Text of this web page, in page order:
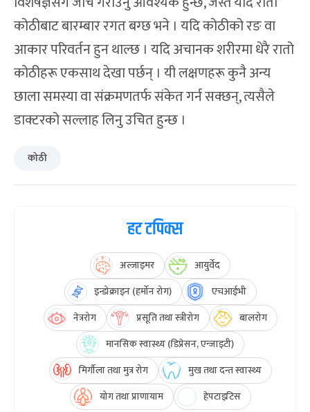
कोठीबाट बारम्बार रगत बग्छ भने । यदि कोठीको रङ वा
आकार परिवर्तन हुन थाल्छ । यदि अचानक शरीरमा धेरै रातो
कोठीहरू एकसाथ देखा पर्छन् । यी लक्षणहरू कुनै अन्य
छाला समस्या वा संक्रमणतर्फ संकेत गर्न सक्छन्, त्यसैले
डाक्टरको सल्लाह लिनु उचित हुन्छ ।
कोठी
हट टपिक्स
अल्जाइमर
आयुर्वेद
इन्डोक्राइन (हर्मोन रोग)
एचआईभी
नेत्ररोग
प्रसूति तथा स्त्रीरोग
बालरोग
मानसिक स्वास्थ्य (डिप्रेसन, एन्जाइटी)
मिर्गौला तथा मुत्र रोग
मुख तथा दन्त स्वास्थ्य
योग तथा प्राणायाम
हेपटाइटिस